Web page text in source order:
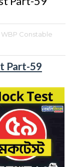
WBP Constable
Part-59